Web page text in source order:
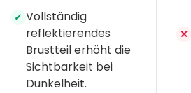
✓ Vollständig
reflektierendes
Brustteil erhöht die
Sichtbarkeit bei
Dunkelheit.
✕